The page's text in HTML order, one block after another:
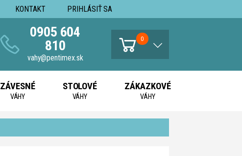
KONTAKT PRIHLÁSIŤ SA
0905 604
810
vahy@pentimex.sk
0
ZÁVESNÉ
VÁHY
STOLOVÉ
VÁHY
ZÁKAZKOVÉ
VÁHY